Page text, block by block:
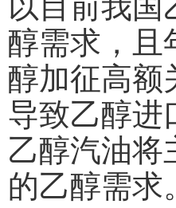
以目前我国
醇需求，且
醇加征高额
导致乙醇进
乙醇汽油将
的乙醇需求。